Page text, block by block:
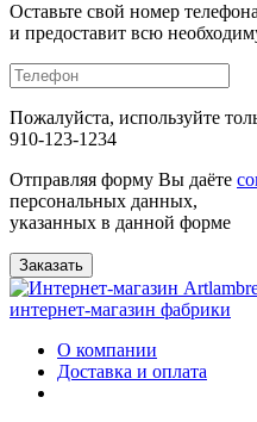
Оставьте свой номер
и предоставит всю
Пожалуйста, используйте
910-123-1234
Отправляя форму Вы даёте
персональных данных,
указанных в данной форме
Заказать
интернет-магазин фабрики
О компании
Доставка и оплата